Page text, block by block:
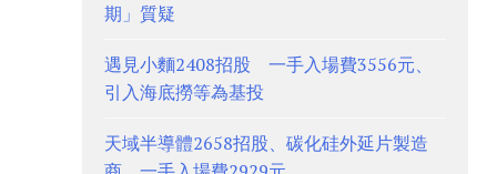
期」質疑
遇見小麵2408招股 一手入場費3556元、
引入海底撈等為基投
天域半導體2658招股、碳化硅外延片製造